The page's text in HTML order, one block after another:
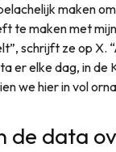
maken
te maken met
schrijft ze op X.
er elke dag, in de
we hier in vol
de data